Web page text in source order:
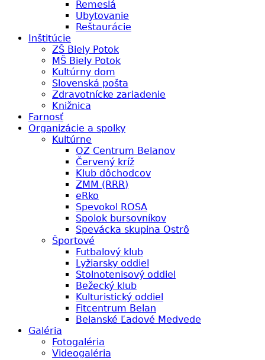
Remeslá
Ubytovanie
Reštaurácie
Inštitúcie
ZŠ Biely Potok
MŠ Biely Potok
Kultúrny dom
Slovenská pošta
Zdravotnícke zariadenie
Knižnica
Farnosť
Organizácie a spolky
Kultúrne
OZ Centrum Belanov
Červený kríž
Klub dôchodcov
ZMM (RRR)
eRko
Spevokol ROSA
Spolok bursovníkov
Spevácka skupina Ostrô
Športové
Futbalový klub
Lyžiarsky oddiel
Stolnotenisový oddiel
Bežecký klub
Kulturistický oddiel
Fitcentrum Belan
Belanské Ľadové Medvede
Galéria
Fotogaléria
Videogaléria